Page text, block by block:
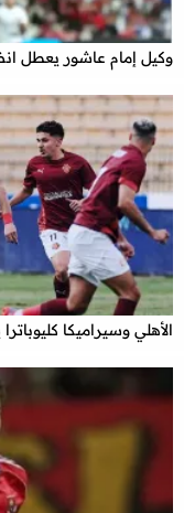
وكيل إمام عاشور يعطل
الأهلي وسيراميكا